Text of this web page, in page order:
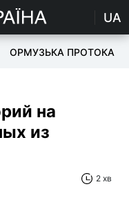
UA
ОРМУЗЬКА ПРОТОКА
на
из
2 хв